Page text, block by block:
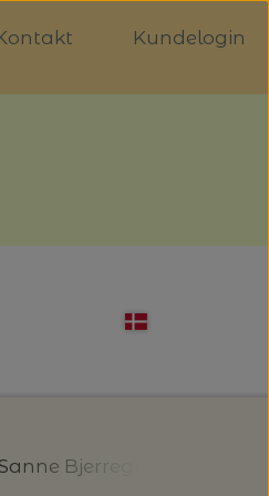
Kundelogin
Bjerregaard -